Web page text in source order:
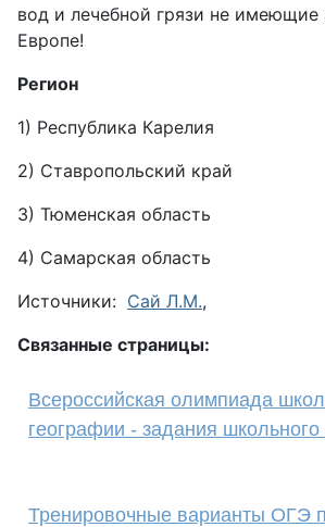
вод и лечебной грязи не имеющие
Европе!
Регион
1) Республика Карелия
2) Ставропольский край
3) Тюменская область
4) Самарская область
Источники: Сай Л.М.,
Связанные страницы:
Всероссийская олимпиада
географии - задания школьного
Тренировочные варианты ОГЭ